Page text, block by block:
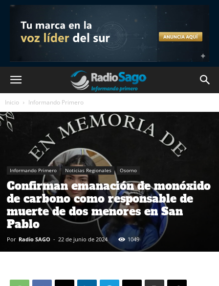
Inicio Informando Primero
Informando Primero Noticias Regionales Osorno
Confirman emanación de monóxido
de carbono como responsable de
muerte de dos menores en San
Pablo
Por Radio SAGO - 22 de junio de 2024 1049